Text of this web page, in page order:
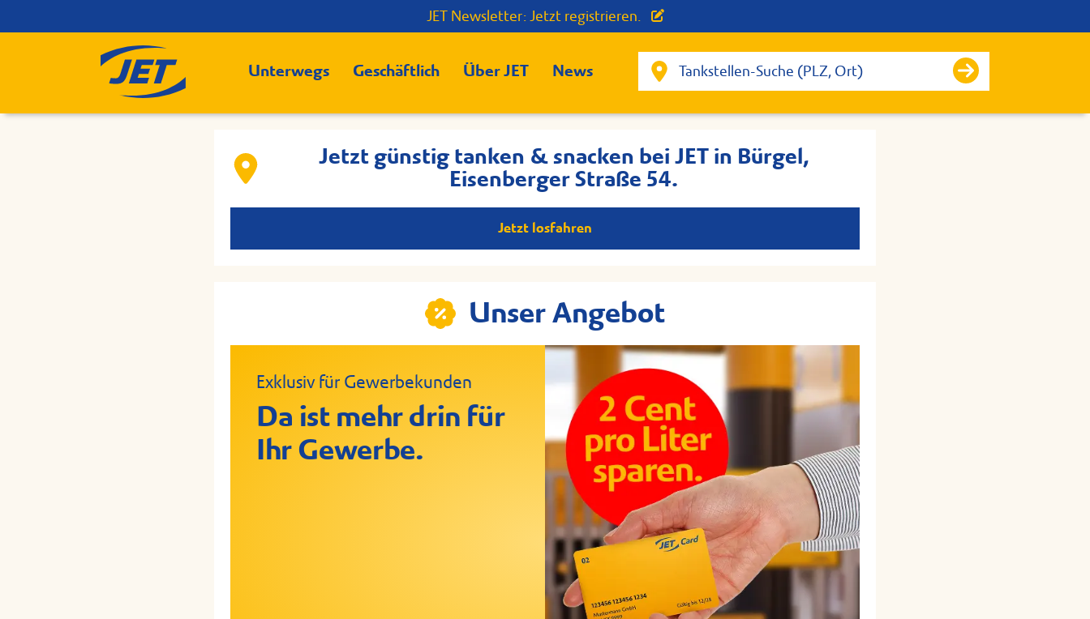
JET Newsletter: Jetzt registrieren.
Unterwegs Geschäftlich Über JET News
Jetzt günstig tanken & snacken bei JET in Bürgel,
Eisenberger Straße 54.
Jetzt losfahren
Unser Angebot
Exklusiv für Gewerbekunden
Da ist mehr drin für
Ihr Gewerbe.